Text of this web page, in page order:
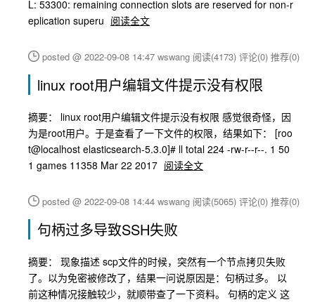
L: 53300: remaining connection slots are reserved for non-r
eplication superu 阅读全文
posted @ 2022-09-08 14:47 wswang 阅读(4173) 评论(0) 推荐(0)
linux root用户编辑文件提示没有权限
摘要： linux root用户编辑文件提示没有权限 感觉很奇怪，因
为是root用户。于是查看了一下文件的权限，结果如下： [roo
t@localhost elasticsearch-5.3.0]# ll total 224 -rw-r--r--. 1 50
1 games 11358 Mar 22 2017 阅读全文
posted @ 2022-09-08 14:44 wswang 阅读(5065) 评论(0) 推荐(0)
句柄过多导致SSH失败
摘要： 现象描述 scp文件的时候，突然有一个节点拷贝失败
了。以为免密被修改了，结果一问说原因是：句柄过多。 以
前这种情况接触较少，就顺带查了一下资料。 句柄的定义 这